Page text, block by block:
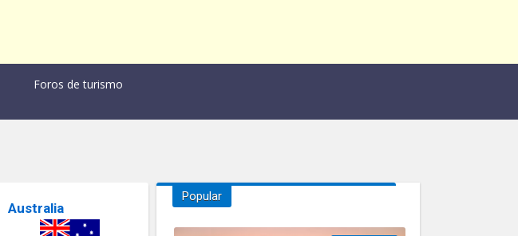
Foros de turismo
Australia
Popular